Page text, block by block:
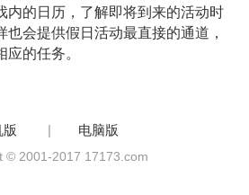
内的日历，了解即将到来的活动时
也会提供假日活动最直接的通道，
的任务。
电脑版
© 2001-2017 17173.com